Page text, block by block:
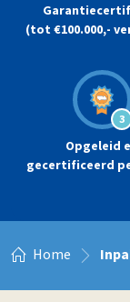
(tot €100.000,-
3
Opgeleid
gecertificeerd
Home